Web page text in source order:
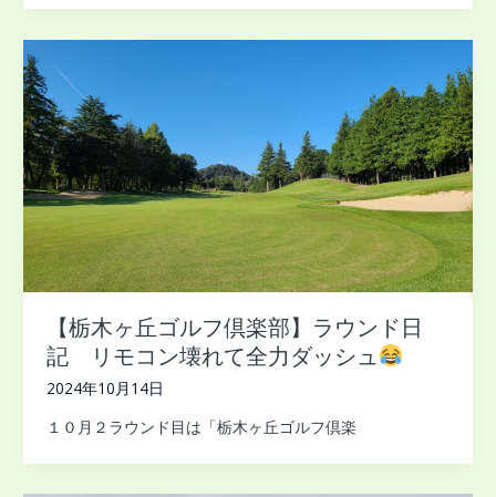
【栃木ヶ丘ゴルフ倶楽部】ラウンド日
記 リモコン壊れて全力ダッシュ
2024年10月14日
１０月２ラウンド目は「栃木ヶ丘ゴルフ倶楽